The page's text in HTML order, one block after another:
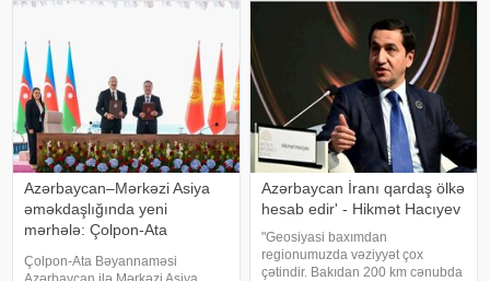
İsmail Baqai iki ölkə arasınd
Azərbaycan–Mərkəzi Asiya
əməkdaşlığında yeni
mərhələ: Çolpon-Ata
Çolpon-Ata Bəyannaməsi
Azərbaycan İranı qardaş ölkə
hesab edir' - Hikmət Hacıyev
"Geosiyasi baxımdan
regionumuzda vəziyyət çox
çətindir. Bakıdan 200 km cənubda